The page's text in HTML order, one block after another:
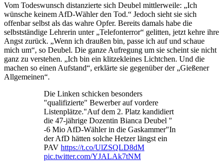
Vom Todeswunsch distanzierte sich Deubel mittlerweile: „Ich
wünsche keinem AfD-Wähler den Tod.“ Jedoch sieht sie sich
offenbar selbst als das wahre Opfer. Bereits damals habe die
selbstständige Lehrerin unter „Telefonterror“ gelitten, jetzt kehre ihre
Angst zurück. „Wenn ich draußen bin, passe ich auf und schaue
mich um“, so Deubel. Die ganze Aufregung um sie scheint sie nicht
ganz zu verstehen. „Ich bin ein klitzekleines Lichtchen. Und die
machen so einen Aufstand“, erklärte sie gegenüber der „Gießener
Allgemeinen“.
Die Linken schicken besonders
"qualifizierte" Bewerber auf vordere
Listenplätze."Auf dem 2. Platz kandidiert
die 47-jährige Dozentin Bianca Deubel "
-6 Mio AfD-Wähler in die Gaskammer"In
der AfD hätten solche Hetzer längst ein
PAV https://t.co/UlZSQLD8dM
pic.twitter.com/YJALAk7tNM